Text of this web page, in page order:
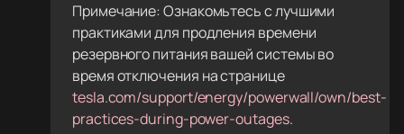
Примечание: Ознакомьтесь с лучшими
практиками для продления времени
резервного питания вашей системы во
время отключения на странице
tesla.com/support/energy/powerwall/own/best-
practices-during-power-outages.